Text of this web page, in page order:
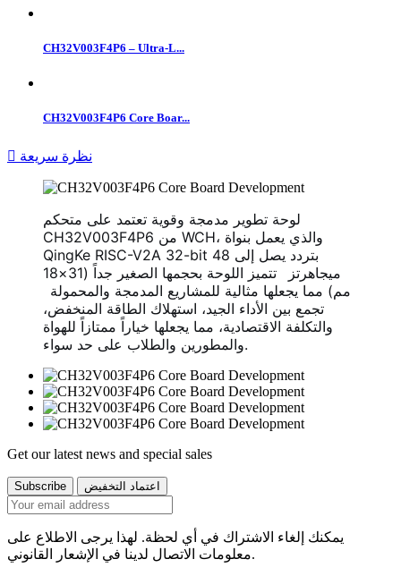
CH32V003F4P6 – Ultra-L...
CH32V003F4P6 Core Boar...
 نظرة سريعة
لوحة تطوير مدمجة وقوية تعتمد على متحكم
CH32V003F4P6 من WCH، والذي يعمل بنواة
QingKe RISC-V2A 32-bit بتردد يصل إلى 48
ميجاهرتز
. تتميز اللوحة بحجمها الصغير جداً (31×18
مم) مما يجعلها مثالية للمشاريع المدمجة والمحمولة
تجمع بين الأداء الجيد، استهلاك الطاقة المنخفض،
والتكلفة الاقتصادية، مما يجعلها خياراً ممتازاً للهواة
والمطورين والطلاب على حد سواء.
Get our latest news and special sales
يمكنك إلغاء الاشتراك في أي لحظة. لهذا يرجى الاطلاع على
معلومات الاتصال لدينا في الإشعار القانوني.